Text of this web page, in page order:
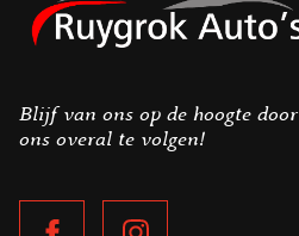
Blijf van ons op de hoogte door
ons overal te volgen!